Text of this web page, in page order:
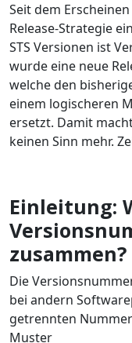
Seit dem
Release-Strategie
STS Versionen ist
wurde eine neue
welche den
einem logischeren
ersetzt. Damit
keinen Sinn mehr.
Einleitung:
zusammen?
Die
bei andern
getrennten
Muster